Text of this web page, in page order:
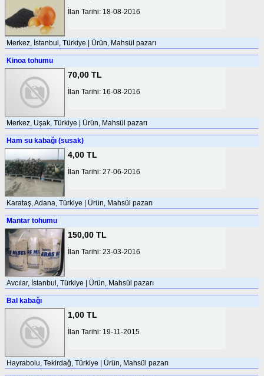
İlan Tarihi: 18-08-2016
Merkez, İstanbul, Türkiye | Ürün, Mahsül pazarı
Kinoa tohumu
70,00 TL
İlan Tarihi: 16-08-2016
Merkez, Uşak, Türkiye | Ürün, Mahsül pazarı
Ham su kabağı (susak)
4,00 TL
İlan Tarihi: 27-06-2016
Karataş, Adana, Türkiye | Ürün, Mahsül pazarı
Mantar tohumu
150,00 TL
İlan Tarihi: 23-03-2016
Avcılar, İstanbul, Türkiye | Ürün, Mahsül pazarı
Bal kabağı
1,00 TL
İlan Tarihi: 19-11-2015
Hayrabolu, Tekirdağ, Türkiye | Ürün, Mahsül pazarı